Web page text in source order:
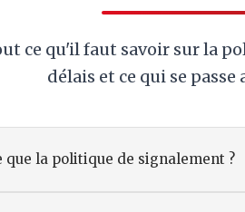
ce qu'il faut savoir sur la
délais et ce qui se
que la politique de signalement ?